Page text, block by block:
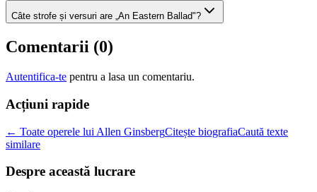
Câte strofe și versuri are „An Eastern Ballad"?
Comentarii (0)
Autentifica-te pentru a lasa un comentariu.
Acțiuni rapide
← Toate operele lui Allen GinsbergCitește biografiaCaută texte
similare
Despre această lucrare